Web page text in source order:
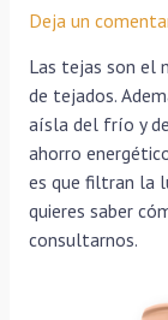
Deja un
Las tejas son el
de tejados.
aísla del frío y
ahorro
es que filtran la
quieres saber
consultarnos.